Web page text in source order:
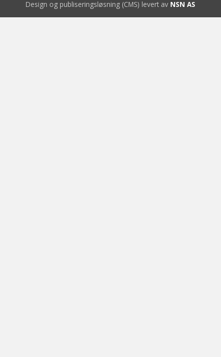
Design og publiseringsløsning (CMS) levert av NSN AS